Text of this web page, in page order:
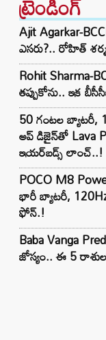
Ajit Agarkar-
ఎసరు?.. రోహిత్
Rohit Sharma-
తప్పుకోను.. ఇక
50 గంటల బ్యాటరీ,
అప్ డిజైన్‌తో Lava
ఇయర్‌బడ్స్ లాంచ్..!
POCO M8
భారీ బ్యాటరీ,
ఫోన్.!
Baba Vanga
జోస్యం.. ఈ 5